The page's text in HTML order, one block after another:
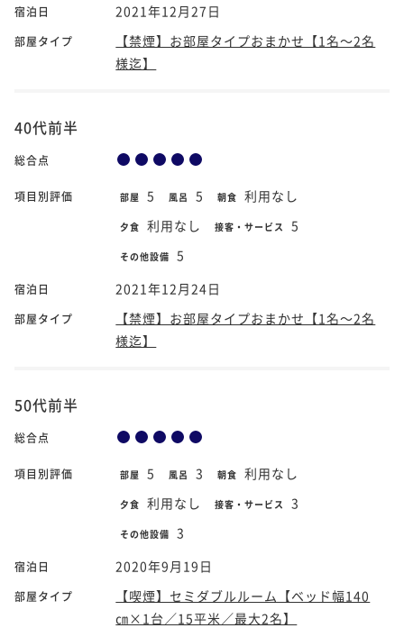
宿泊日 2021年12月27日
部屋タイプ
【禁煙】お部屋タイプおまかせ【1名～2名
様迄】
40代前半
総合点
項目別評価 部屋 5 風呂 5 朝食 利用なし
夕食 利用なし 接客・サービス 5
その他設備 5
宿泊日 2021年12月24日
部屋タイプ
【禁煙】お部屋タイプおまかせ【1名～2名
様迄】
50代前半
総合点
項目別評価 部屋 5 風呂 3 朝食 利用なし
夕食 利用なし 接客・サービス 3
その他設備 3
宿泊日 2020年9月19日
部屋タイプ
【喫煙】セミダブルルーム【ベッド幅140
㎝×1台／15平米／最大2名】